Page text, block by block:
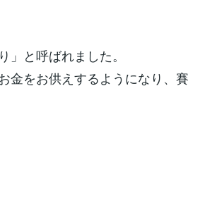
と呼ばれました。
金をお供えするようになり、賽